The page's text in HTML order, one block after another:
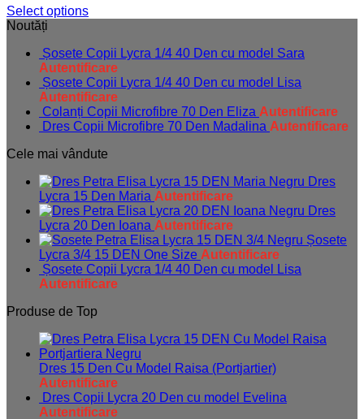
Select options
Noutăți
Șosete Copii Lycra 1/4 40 Den cu model Sara
Autentificare
Șosete Copii Lycra 1/4 40 Den cu model Lisa
Autentificare
Colanți Copii Microfibre 70 Den Eliza Autentificare
Dres Copii Microfibre 70 Den Madalina Autentificare
Cele mai vândute
Dres
Lycra 15 Den Maria Autentificare
Dres
Lycra 20 Den Ioana Autentificare
Șosete
Lycra 3/4 15 DEN One Size Autentificare
Șosete Copii Lycra 1/4 40 Den cu model Lisa
Autentificare
Produse de Top
Dres 15 Den Cu Model Raisa (Portjartier)
Autentificare
Dres Copii Lycra 20 Den cu model Evelina
Autentificare